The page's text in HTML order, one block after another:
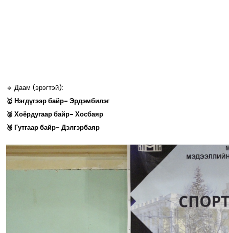
🔹 Даам (эрэгтэй):
🥇 Нэгдүгээр байр- Эрдэмбилэг
🥈 Хоёрдугаар байр- Хосбаяр
🥉 Гутгаар байр- Дэлгэрбаяр